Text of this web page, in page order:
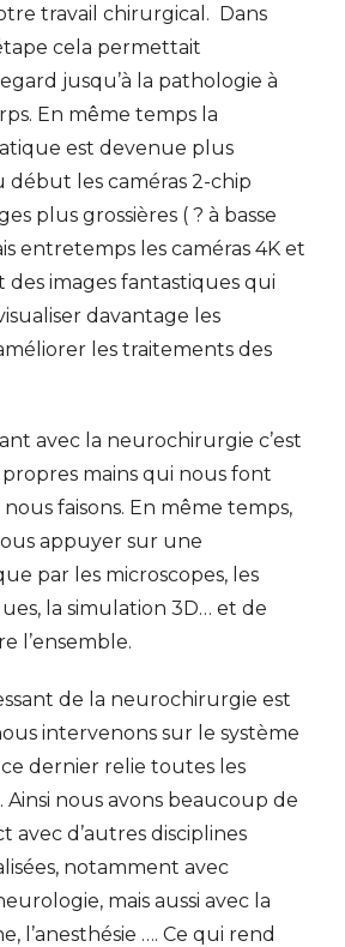
travail chirurgical. Dans
cela permettait
jusqu’à la pathologie à
En même temps la
est devenue plus
début les caméras 2-chip
plus grossières ( ? à basse
entretemps les caméras 4K et
images fantastiques qui
davantage les
les traitements des
avec la neurochirurgie c’est
mains qui nous font
faisons. En même temps,
appuyer sur une
par les microscopes, les
la simulation 3D… et de
l’ensemble.
de la neurochirurgie est
intervenons sur le système
dernier relie toutes les
Ainsi nous avons beaucoup de
avec d’autres disciplines
notamment avec
mais aussi avec la
l’anesthésie …. Ce qui rend